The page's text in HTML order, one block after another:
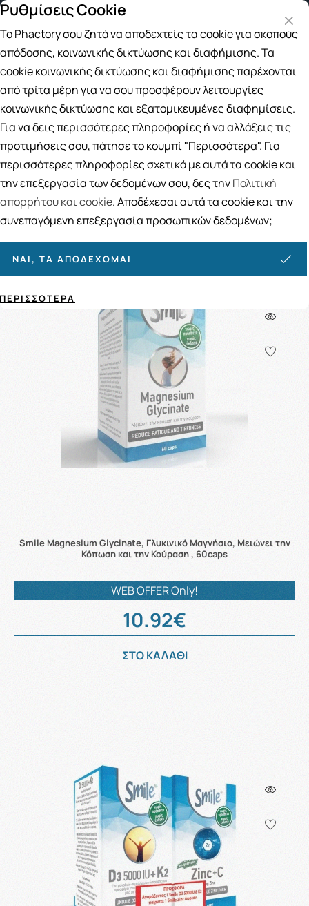
άνω των 49€ Παραλαβή από το Κατάστημα 4
Αναζήτηση
Αρχική / Εταιρίες / AM Health-Natprod
AM Health-Natprod
Ταξινόμηση Προβολή
66ΠΡΟΪΌΝΤΑ
Smile Magnesium Glycinate, Γλυκινικό Μαγνήσιο, Μειώνει την
Κόπωση και την Κούραση , 60caps
WEB OFFER Only!
10.92€
ΣΤΟ ΚΑΛΑΘΙ
Ρυθμίσεις Cookie
Το Phactory σου ζητά να αποδεχτείς τα cookie για σκοπούς
απόδοσης, κοινωνικής δικτύωσης και διαφήμισης. Τα
cookie κοινωνικής δικτύωσης και διαφήμισης παρέχονται
από τρίτα μέρη για να σου προσφέρουν λειτουργίες
κοινωνικής δικτύωσης και εξατομικευμένες διαφημίσεις.
Για να δεις περισσότερες πληροφορίες ή να αλλάξεις τις
προτιμήσεις σου, πάτησε το κουμπί "Περισσότερα". Για
περισσότερες πληροφορίες σχετικά με αυτά τα cookie και
την επεξεργασία των δεδομένων σου, δες τηνΠολιτική
απορρήτου και cookie. Αποδέχεσαι αυτά τα cookie και την
συνεπαγόμενη επεξεργασία προσωπικών δεδομένων;
ΝΑΙ, ΤΑ ΑΠΟΔΈΧΟΜΑΙ
ΠΕΡΙΣΣΌΤΕΡΑ